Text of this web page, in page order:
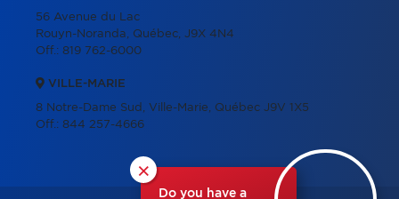
×
Do you have a
56 Avenue du Lac
Rouyn-Noranda, Québec, J9X 4N4
Off.: 819 762-6000
VILLE-MARIE
8 Notre-Dame Sud, Ville-Marie, Québec J9V 1X5
Off.: 844 257-4666